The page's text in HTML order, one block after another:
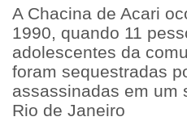
A Chacina de Acari
1990, quando 11
adolescentes da
foram sequestradas
assassinadas em um
Rio de Janeiro